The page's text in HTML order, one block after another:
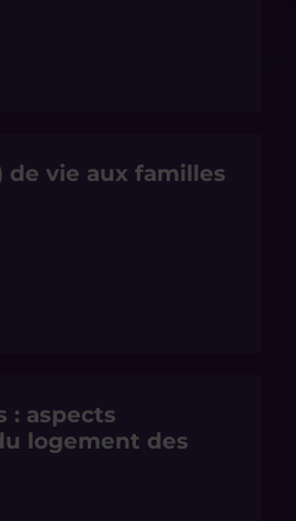
de vie aux familles
: aspects
logement des